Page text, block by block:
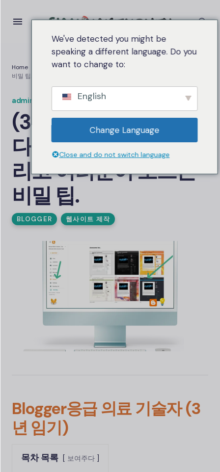
Home
(3분만에 알려드립니다) 초보자를 위한, 그리고 여러분이 모르는
비밀 팁.
admin.siammakemoneyon 3.4케이 조회수
(3분만에 알려드립니
다) 초보자를 위한, 그
리고 여러분이 모르는
비밀 팁.
BLOGGER 웹사이트 제작
Blogger응급 의료 기술자 (3
년 임기)
목차 목록 보여주다
We've detected you might be
speaking a different language. Do you
want to change to:
English
Change Language
Close and do not switch language